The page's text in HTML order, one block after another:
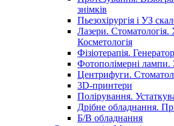
знімків
Пьезохірургія і УЗ
Лазери. Стоматологія.
Косметологія
Фізіотерапія.
Фотополімерні лампи.
Центрифуги.
3D-принтери
Полірування.
Дрібне обладнання.
Б/В обладнання